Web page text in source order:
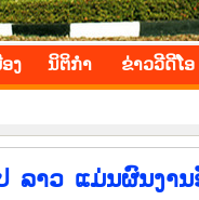
ງ ນິ​ຕິ​ກຳ ຂ່າວ​ວີ​ດີ​ໂອ
ລາວ ແມ່ນຜົນງາ